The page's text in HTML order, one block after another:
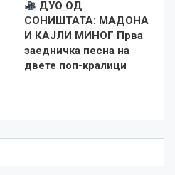
ДУО ОД
СОНИШТАТА: МАДОНА
И КАЈЛИ МИНОГ Прва
заедничка песна на
двете поп-кралици